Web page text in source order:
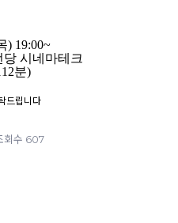
19:00~
시네마테크
분)
드립니다
회수 607